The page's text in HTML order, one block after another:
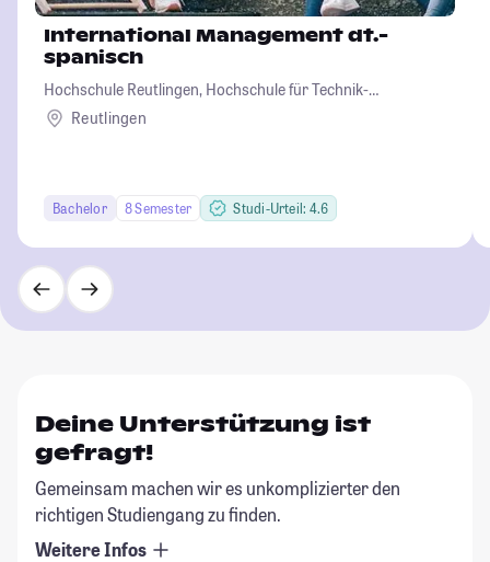
International Management dt.-
spanisch
Hochschule Reutlingen, Hochschule für Technik-
Wirtschaft-Informatik-Design
Reutlingen
Bachelor 8 Semester Studi-Urteil: 4.6
Deine Unterstützung ist
gefragt!
Gemeinsam machen wir es unkomplizierter den
richtigen Studiengang zu finden.
Weitere Infos